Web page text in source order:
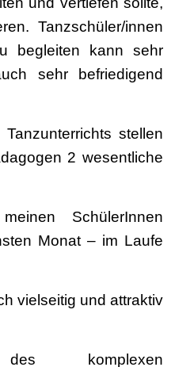
Tanzschüler/innen
begleiten kann sehr
sehr befriedigend
stellen
2 wesentliche
SchülerInnen
Monat – im Laufe
vielseitig und attraktiv
komplexen